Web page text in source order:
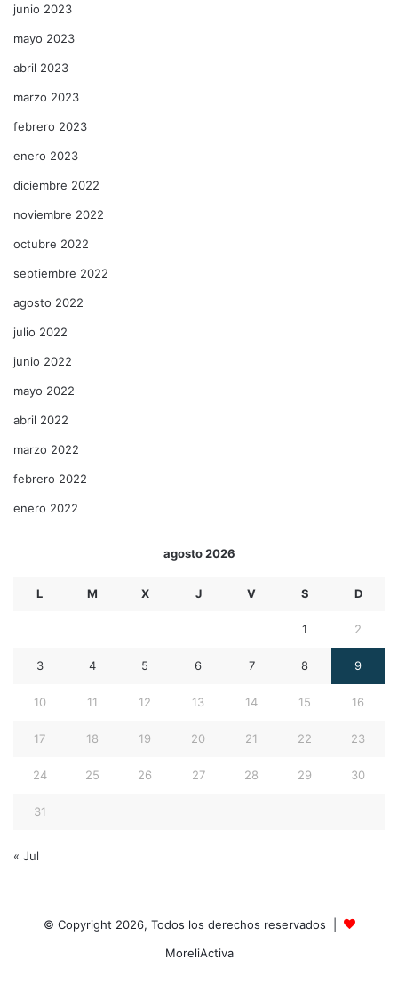
junio 2023
mayo 2023
abril 2023
marzo 2023
febrero 2023
enero 2023
diciembre 2022
noviembre 2022
octubre 2022
septiembre 2022
agosto 2022
julio 2022
junio 2022
mayo 2022
abril 2022
marzo 2022
febrero 2022
enero 2022
agosto 2026
L M X J V S D
1 2
3 4 5 6 7 8 9
10 11 12 13 14 15 16
17 18 19 20 21 22 23
24 25 26 27 28 29 30
31
« Jul
© Copyright 2026, Todos los derechos reservados |
MoreliActiva